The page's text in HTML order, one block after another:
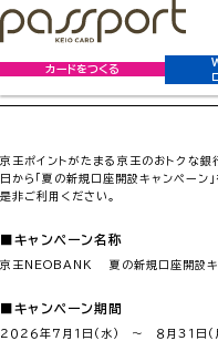
カードをつくる
ホーム お知らせ 京王
京王NEOBANK 夏の新規
京王ポイントがたまる京王のおトクな銀
日から「夏の新規口座開設キャンペーン」
是非ご利用ください。
■キャンペーン名称
京王NEOBANK 夏の新規口座開設キ
■キャンペーン期間
２０２６年７月１日(水) ～ ８月３１日(